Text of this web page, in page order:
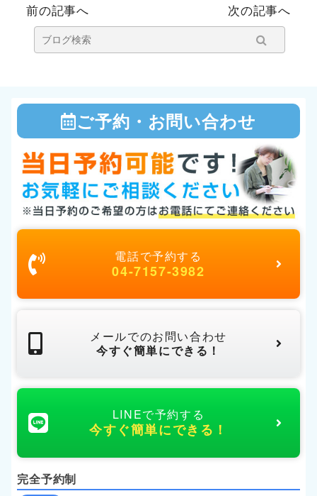
前の記事へ 次の記事へ
ご予約・お問い合わせ
電話で予約する
04-7157-3982
メールでのお問い合わせ
今すぐ簡単にできる！
LINEで予約する
今すぐ簡単にできる！
完全予約制